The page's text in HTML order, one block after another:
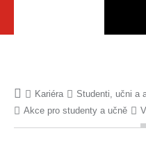
Kariéra
Studenti, učni a
Akce pro studenty a učně